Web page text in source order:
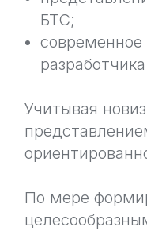
БТС;
современное
Учитывая
По мере